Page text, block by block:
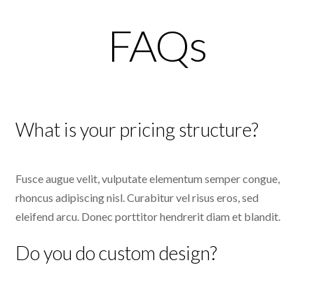
FAQs
What is your pricing structure?
Fusce augue velit, vulputate elementum semper congue,
rhoncus adipiscing nisl. Curabitur vel risus eros, sed
eleifend arcu. Donec porttitor hendrerit diam et blandit.
Do you do custom design?